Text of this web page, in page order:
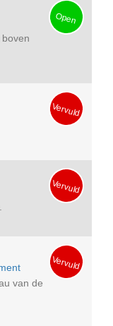
Open
Vervuld
Vervuld
Vervuld
van de